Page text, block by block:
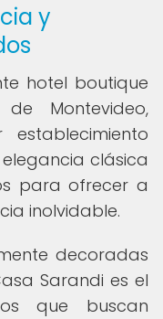
y
hotel boutique
Montevideo,
establecimiento
clásica
para ofrecer a
inolvidable.
decoradas
Sarandi es el
que buscan